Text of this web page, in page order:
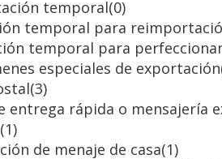
temporal(0)
temporal para
temporal para
especiales de exportación
(3)
entrega rápida o mensajería
(1)
de menaje de casa(1)